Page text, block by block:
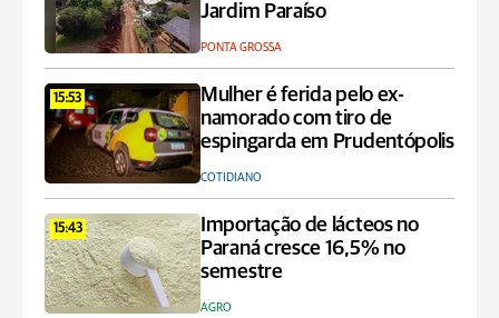
Jardim Paraíso
PONTA GROSSA
15:53
Mulher é ferida pelo ex-
namorado com tiro de
espingarda em Prudentópolis
COTIDIANO
15:43
Importação de lácteos no
Paraná cresce 16,5% no
semestre
AGRO